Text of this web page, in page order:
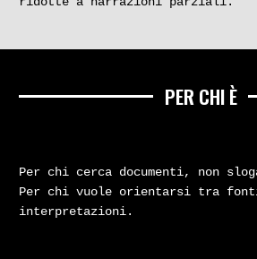
PER CHI È
Per chi cerca documenti, non
Per chi vuole orientarsi tra
interpretazioni.